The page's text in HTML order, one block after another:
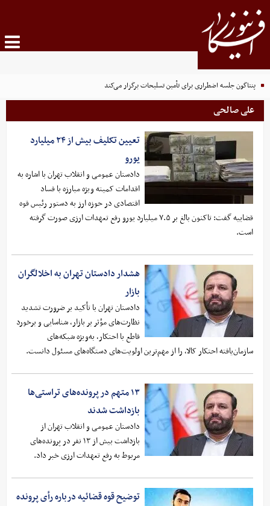
پنتاگون جلسه اضطراری برای تأمین تسلیحات برگزار می‌کند
علی صالحی
تعیین تکلیف بیش از ۲۴ میلیارد
یورو
دادستان عمومی و انقلاب تهران با اشاره به
اقدامات کمیته ویژه مبارزه با فساد
اقتصادی در حوزه ارز به دستور رئیس قوه
قضاییه گفت: تاکنون بالغ بر ۷.۵ میلیارد یورو رفع تعهدات ارزی صورت گرفته
است.
هشدار دادستان تهران به اخلالگران
بازار
دادستان تهران با تأکید بر ضرورت تشدید
نظارت‌های مؤثر بر بازار، شناسایی و برخورد
قاطع با احتکار، به‌ویژه شبکه‌های
سازمان‌یافته احتکار کالا، را از مهم‌ترین اولویت‌های دستگاه‌های مسئول دانست.
۱۳ متهم در پرونده‌های تراستی‌ها
بازداشت شدند
دادستان عمومی و انقلاب تهران از
بازداشت بیش از ۱۳ نفر در پرونده‌های
مربوط به رفع تعهدات ارزی خبر داد.
توضیح قوه قضائیه درباره رأی پرونده